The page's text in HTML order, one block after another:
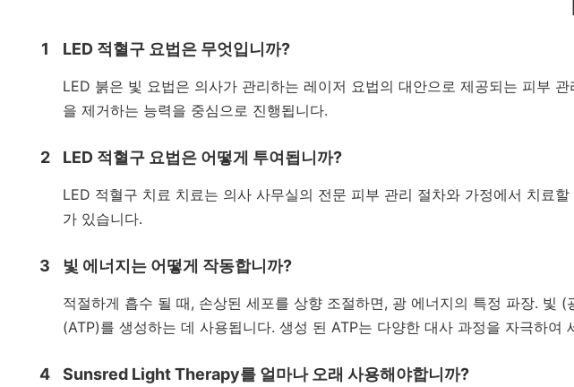
1 LED 적혈구 요법은 무엇입니까?
LED 붉은 빛 요법은 의사가 관리하는 레이저 요법의 대안으로 제공되는 피부
을 제거하는 능력을 중심으로 진행됩니다.
2 LED 적혈구 요법은 어떻게 투여됩니까?
LED 적혈구 치료 치료는 의사 사무실의 전문 피부 관리 절차와 가정에서 치료
가 있습니다.
3 빛 에너지는 어떻게 작동합니까?
적절하게 흡수 될 때, 손상된 세포를 상향 조절하면, 광 에너지의 특정 파장. 빛
(ATP)를 생성하는 데 사용됩니다. 생성 된 ATP는 다양한 대사 과정을 자극하
4 Sunsred Light Therapy를 얼마나 오래 사용해야합니까?